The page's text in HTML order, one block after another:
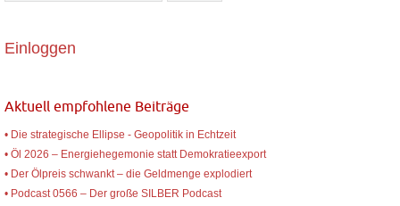
Einloggen
Aktuell empfohlene Beiträge
• Die strategische Ellipse - Geopolitik in Echtzeit
• Öl 2026 – Energiehegemonie statt Demokratieexport
• Der Ölpreis schwankt – die Geldmenge explodiert
• Podcast 0566 – Der große SILBER Podcast